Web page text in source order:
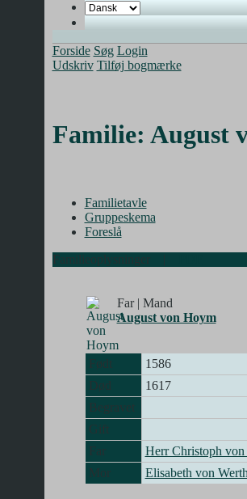
Forside Søg Login
Udskriv Tilføj bogmærke
Familie: August
Familietavle
Gruppeskema
Foreslå
Familieoplysninger|
Far | Mand
August von Hoym
Født
1586
Død
1617
Begravet
Gift
Far
Herr Christoph
Mor
Elisabeth von